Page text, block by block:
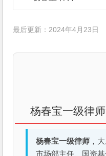
最后更新：2024年4月23日
杨春宝一级律
杨春宝一级律师 ，
市场部主任、国资